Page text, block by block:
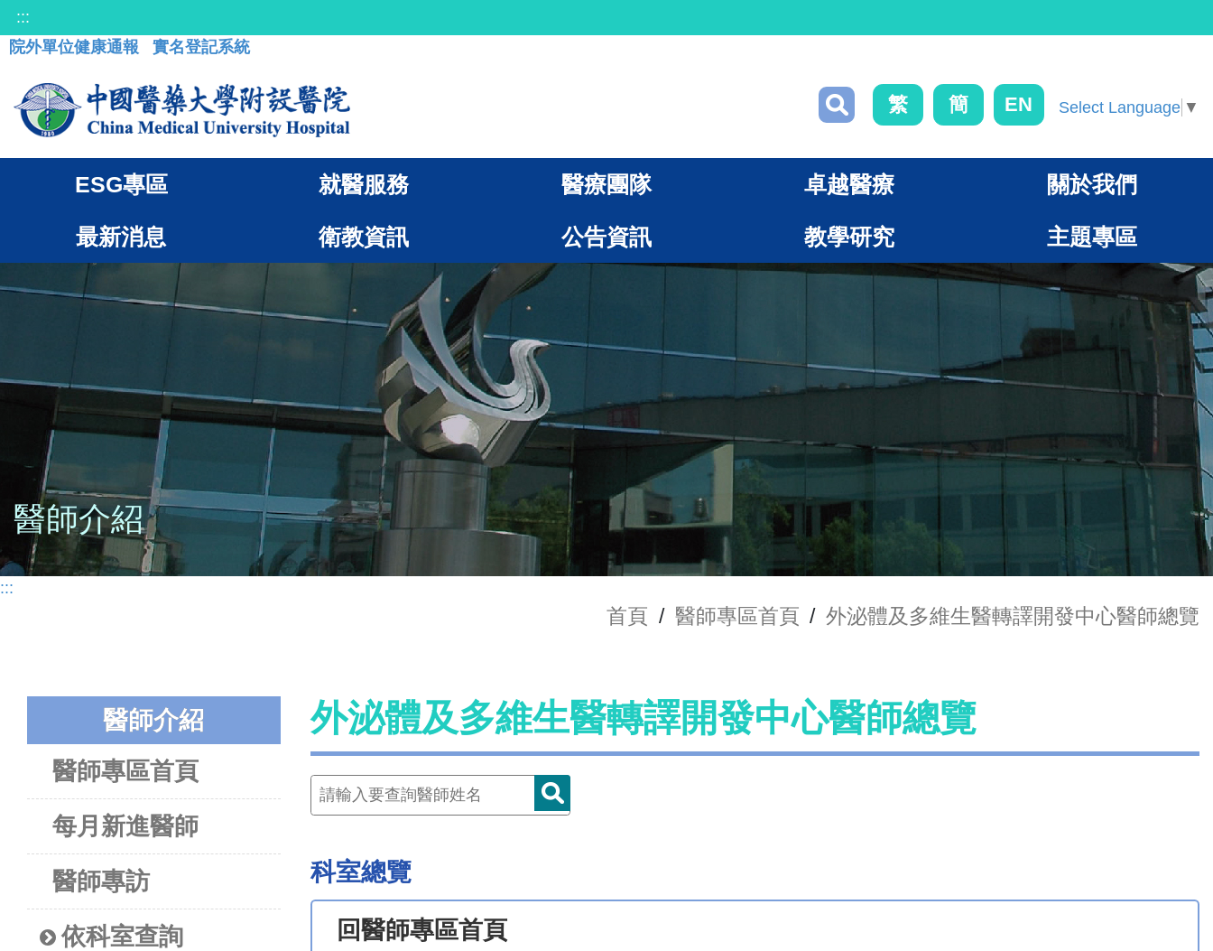
:::
院外單位健康通報
實名登記系統
繁 簡 EN Select Language ▼
ESG專區 就醫服務 醫療團隊 卓越醫療 關於我們
最新消息 衛教資訊 公告資訊 教學研究 主題專區
醫師介紹
:::
首頁 / 醫師專區首頁 / 外泌體及多維生醫轉譯開發中心醫師總覽
醫師介紹
醫師專區首頁
每月新進醫師
醫師專訪
依科室查詢
外泌體及多維生醫轉譯開發中心醫師總覽
科室總覽
回醫師專區首頁